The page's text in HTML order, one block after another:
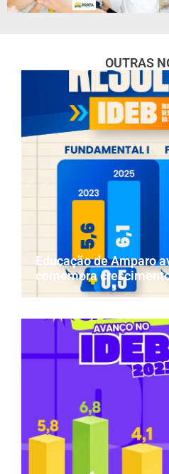
OUTRAS
Educação de Amparo
comemora